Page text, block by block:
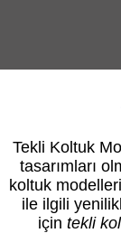
Tekli Koltuk
tasarımları
koltuk
ile ilgili
içintekli